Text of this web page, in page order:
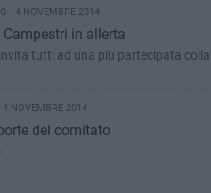
- 4 NOVEMBRE 2014
in allerta
tutti ad una più partecipata
NOVEMBRE 2014
del comitato